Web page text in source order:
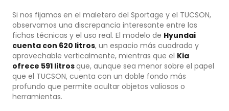
Si nos fijamos en el maletero del Sportage y el TUCSON,
observamos una discrepancia interesante entre las
fichas técnicas y el uso real. El modelo de Hyundai
cuenta con 620 litros, un espacio más cuadrado y
aprovechable verticalmente, mientras que el Kia
ofrece 591 litrosque, aunque sea menor sobre el papel
que el TUCSON, cuenta con un doble fondo más
profundo que permite ocultar objetos valiosos o
herramientas.